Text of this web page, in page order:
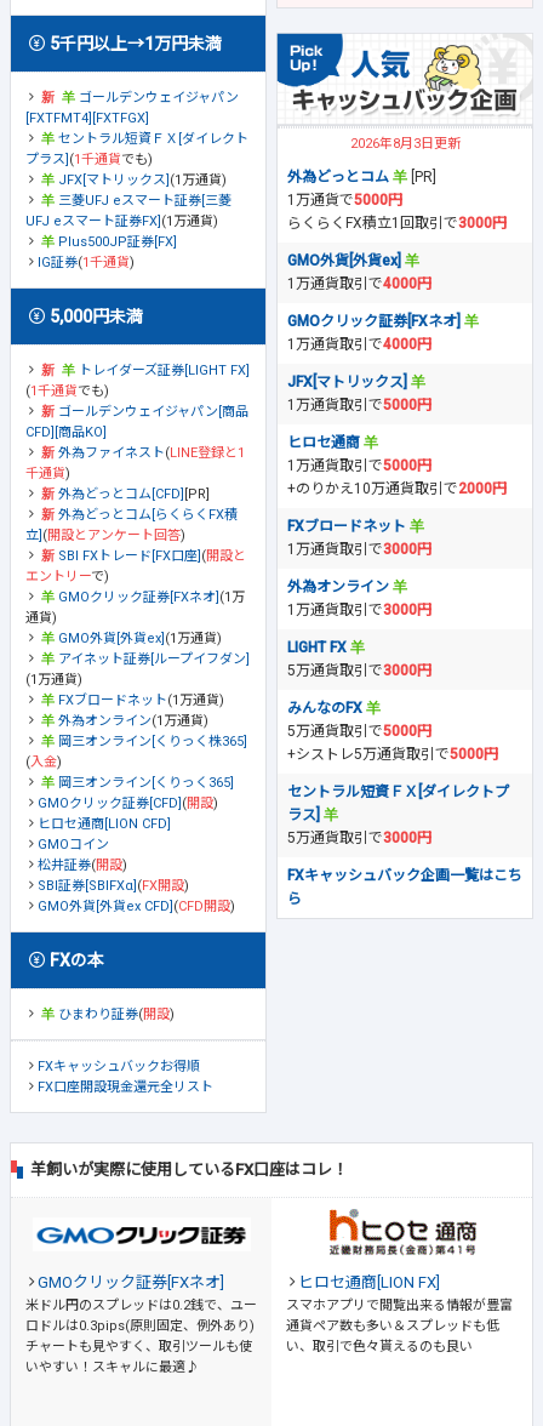
5千円以上→1万円未満
ゴールデンウェイジャパン
[FXTFMT4][FXTFGX]
セントラル短資ＦＸ[ダイレクト
プラス] (1千通貨でも)
JFX[マトリックス] (1万通貨)
三菱UFJ eスマート証券[三菱
UFJ eスマート証券FX] (1万通貨)
Plus500JP証券[FX]
IG証券(1千通貨)
5,000円未満
トレイダーズ証券[LIGHT FX]
(1千通貨でも)
ゴールデンウェイジャパン[商品
CFD][商品KO]
外為ファイネスト(LINE登録と1
千通貨)
外為どっとコム[CFD] [PR]
外為どっとコム[らくらくFX積
立] (開設とアンケート回答)
SBI FXトレード[FX口座] (開設と
エントリーで)
GMOクリック証券[FXネオ] (1万
通貨)
GMO外貨[外貨ex] (1万通貨)
アイネット証券[ループイフダン]
(1万通貨)
FXブロードネット(1万通貨)
外為オンライン(1万通貨)
岡三オンライン[くりっく株365]
(入金)
岡三オンライン[くりっく365]
GMOクリック証券[CFD] (開設)
ヒロセ通商[LION CFD]
GMOコイン
松井証券(開設)
SBI証券[SBIFXα] (FX開設)
GMO外貨[外貨ex CFD] (CFD開設)
FXの本
ひまわり証券(開設)
FXキャッシュバックお得順
FX口座開設現金還元全リスト
2026年8月3日更新
外為どっとコム
[PR]
1万通貨で5000円
らくらくFX積立1回取引で3000円
GMO外貨[外貨ex]
1万通貨取引で4000円
GMOクリック証券[FXネオ]
1万通貨取引で4000円
JFX[マトリックス]
1万通貨取引で5000円
ヒロセ通商
1万通貨取引で5000円
+のりかえ10万通貨取引で2000円
FXブロードネット
1万通貨取引で3000円
外為オンライン
1万通貨取引で3000円
LIGHT FX
5万通貨取引で3000円
みんなのFX
5万通貨取引で5000円
+シストレ5万通貨取引で5000円
セントラル短資ＦＸ[ダイレクトプ
ラス]
5万通貨取引で3000円
FXキャッシュバック企画一覧はこち
ら
羊飼いが実際に使用しているFX口座はコレ！
GMOクリック証券[FXネオ]
米ドル円のスプレッドは0.2銭で、ユー
ロドルは0.3pips(原則固定、例外あり)
チャートも見やすく、取引ツールも使
いやすい！スキャルに最適♪
ヒロセ通商[LION FX]
スマホアプリで閲覧出来る情報が豊富
通貨ペア数も多い＆スプレッドも低
い、取引で色々貰えるのも良い